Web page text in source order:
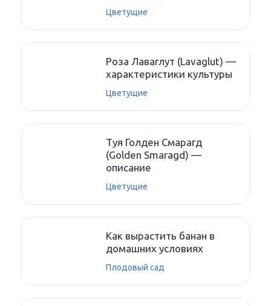
Цветущие
Роза Лаваглут (Lavaglut) —
характеристики культуры
Цветущие
Туя Голден Смарагд
(Golden Smaragd) —
описание
Цветущие
Как вырастить банан в
домашних условиях
Плодовый сад